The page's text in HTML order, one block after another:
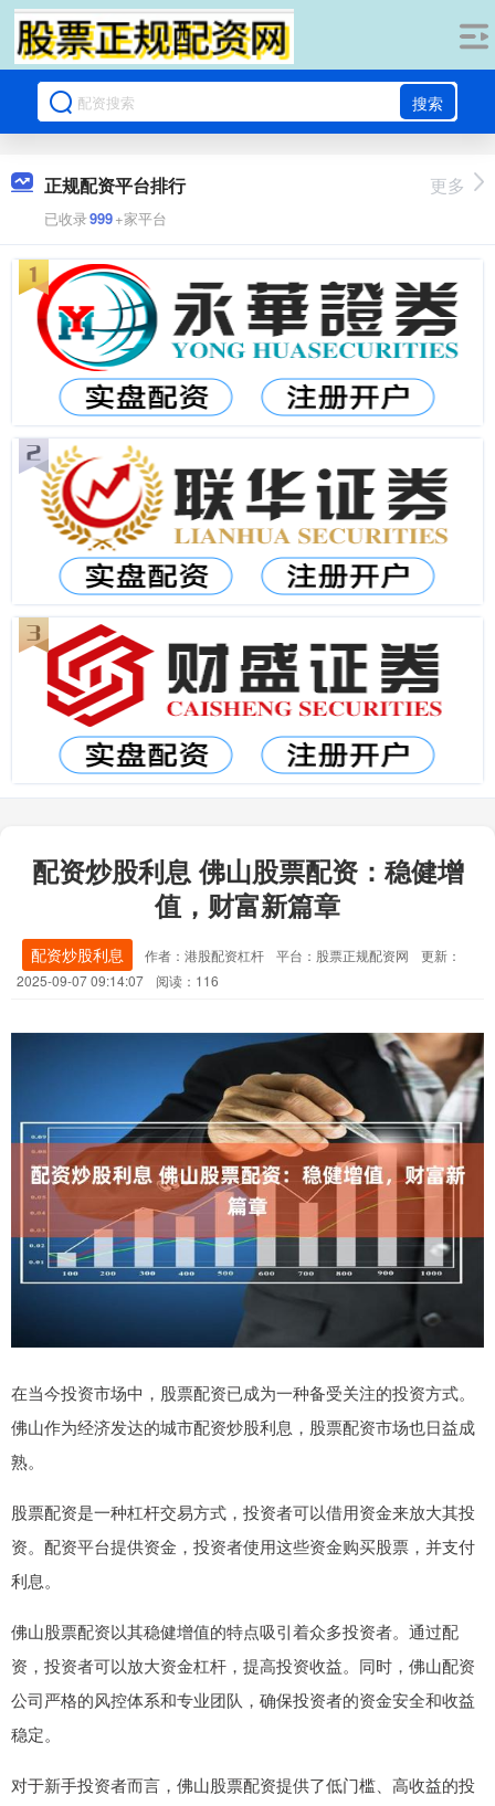
搜索
正规配资平台排行
已收录999+家平台
更多
配资炒股利息 佛山股票配资：稳健增
值，财富新篇章
配资炒股利息 作者：港股配资杠杆 平台：股票正规配资网
更新：
2025-09-07 09:14:07
阅读：116
在当今投资市场中，股票配资已成为一种备受关注的投资方式。
佛山作为经济发达的城市配资炒股利息，股票配资市场也日益成
熟。
股票配资是一种杠杆交易方式，投资者可以借用资金来放大其投
资。配资平台提供资金，投资者使用这些资金购买股票，并支付
利息。
佛山股票配资以其稳健增值的特点吸引着众多投资者。通过配
资，投资者可以放大资金杠杆，提高投资收益。同时，佛山配资
公司严格的风控体系和专业团队，确保投资者的资金安全和收益
稳定。
对于新手投资者而言，佛山股票配资提供了低门槛、高收益的投